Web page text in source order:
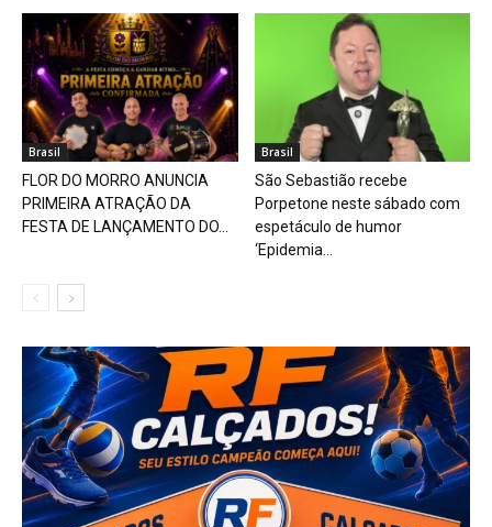
Brasil
FLOR DO MORRO ANUNCIA
PRIMEIRA ATRAÇÃO DA
FESTA DE LANÇAMENTO DO...
Brasil
São Sebastião recebe
Porpetone neste sábado com
espetáculo de humor
‘Epidemia...